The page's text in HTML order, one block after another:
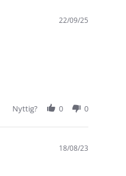
22/09/25
Nyttig? 0 0
18/08/23